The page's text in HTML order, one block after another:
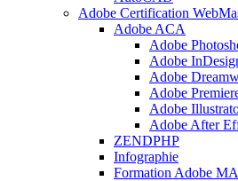
Adobe Certification
Adobe ACA
Adobe
Adobe
Adobe
Adobe
Adobe
Adobe After
ZENDPHP
Infographie
Formation Adobe